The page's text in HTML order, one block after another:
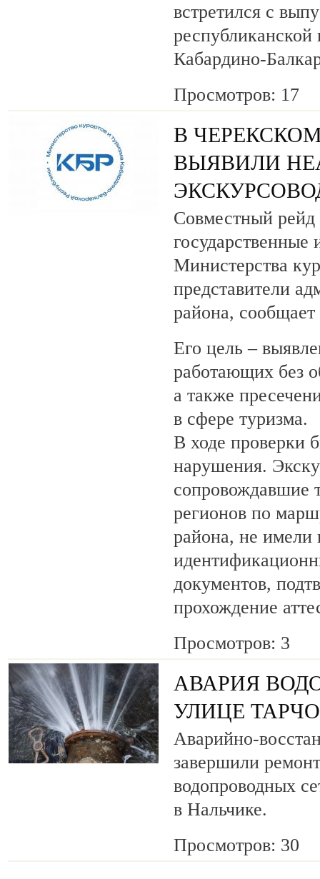
встретился с
Кабардино-
Просмотров: 17
В
ВЫЯВИЛИ
Совместный рейд
государственные
Министерства
представители
района,
Его цель –
работающих без
а также
в сфере туризма.
В ходе проверки
нарушения.
сопровождавшие
регионов по
района, не имели
документов,
прохождение
Просмотров: 3
АВАРИЯ
УЛИЦЕ
Аварийно-
завершили
водопроводных
в Нальчике.
Просмотров: 30